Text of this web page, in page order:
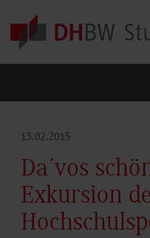
Skip to main content
13.02.2015
Da´vos
Exkursion